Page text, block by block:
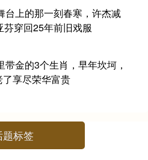
台上的那一刻春寒，许杰减
芬穿回25年前旧戏服
带金的3个生肖，早年坎坷，
享尽荣华富贵
题标签